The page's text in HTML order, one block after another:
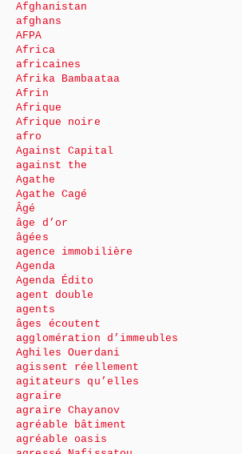
Afghanistan
afghans
AFPA
Africa
africaines
Afrika Bambaataa
Afrin
Afrique
Afrique noire
afro
Against Capital
against the
Agathe
Agathe Cagé
Âgé
âge d’or
âgées
agence immobilière
Agenda
Agenda Édito
agent double
agents
âges écoutent
agglomération d’immeubles
Aghiles Ouerdani
agissent réellement
agitateurs qu’elles
agraire
agraire Chayanov
agréable bâtiment
agréable oasis